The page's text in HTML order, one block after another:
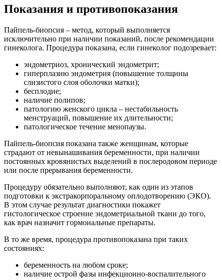
Показания и противопоказания
Пайпель-биопсия – метод, который выполняется
исключительно при наличии показаний, после рекомендации
гинеколога. Процедура показана, если гинеколог подозревает:
эндометриоз, хронический эндометрит;
гиперплазию эндометрия (повышение толщины
слизистого слоя оболочки матки);
бесплодие;
наличие полипов;
патологию женского цикла – нестабильность
менструаций, повышение их длительности;
патологическое течение менопаузы.
Пайпель-биопсия показана также женщинам, которые
страдают от невынашивания беременности, при наличии
постоянных кровянистых выделений в послеродовом периоде
или после прерывания беременности.
Процедуру обязательно выполняют, как один из этапов
подготовки к экстракорпоральному оплодотворению (ЭКО).
В этом случае результат диагностики покажет
гистологическое строение эндометриальной ткани до того,
как врач назначит гормональные препараты.
В то же время, процедура противопоказана при таких
состояниях:
беременность на любом сроке;
наличие острой фазы инфекционно-воспалительного